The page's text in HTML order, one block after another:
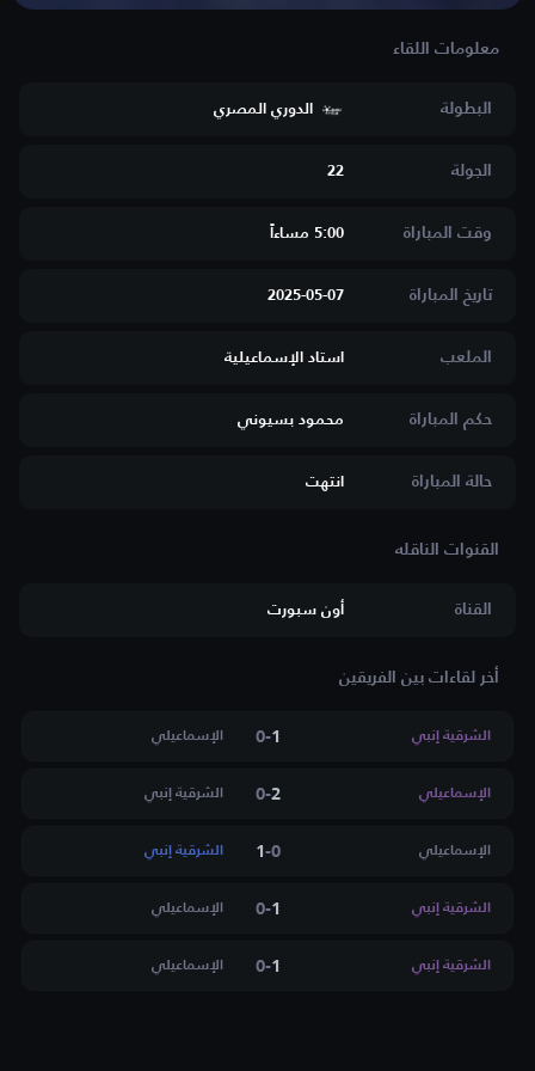
البطولة الدوري المصري
الجولة 22
وقت المباراة 5:00 مساءاََ
تاريخ المباراة 2025-05-07
الملعب استاد الإسماعيلية
حكم المباراة محمود بسيوني
حالة المباراة انتهت
القناة أون سبورت
أخر لقاءات بين الفريقين
الشرقية إنبي 1
-
0 الإسماعيلي
الإسماعيلي 2
-
0 الشرقية إنبي
الإسماعيلي 0
-
1 الشرقية إنبي
الشرقية إنبي 1
-
0 الإسماعيلي
الشرقية إنبي 1
-
0 الإسماعيلي